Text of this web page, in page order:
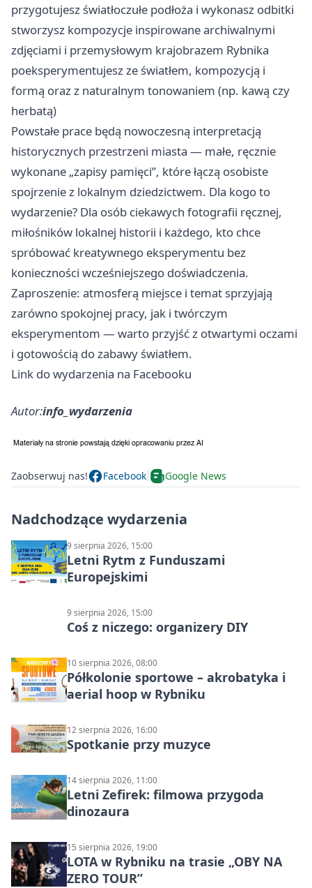
przygotujesz światłoczułe podłoża i wykonasz odbitki
stworzysz kompozycje inspirowane archiwalnymi
zdjęciami i przemysłowym krajobrazem Rybnika
poeksperymentujesz ze światłem, kompozycją i
formą oraz z naturalnym tonowaniem (np. kawą czy
herbatą)
Powstałe prace będą nowoczesną interpretacją
historycznych przestrzeni miasta — małe, ręcznie
wykonane „zapisy pamięci”, które łączą osobiste
spojrzenie z lokalnym dziedzictwem. Dla kogo to
wydarzenie? Dla osób ciekawych fotografii ręcznej,
miłośników lokalnej historii i każdego, kto chce
spróbować kreatywnego eksperymentu bez
konieczności wcześniejszego doświadczenia.
Zaproszenie: atmosferą miejsce i temat sprzyjają
zarówno spokojnej pracy, jak i twórczym
eksperymentom — warto przyjść z otwartymi oczami
i gotowością do zabawy światłem.
Link do wydarzenia na Facebooku
Autor:info_wydarzenia
Zaobserwuj nas! Facebook Google News
Nadchodzące wydarzenia
9 sierpnia 2026, 15:00
Letni Rytm z Funduszami
Europejskimi
9 sierpnia 2026, 15:00
Coś z niczego: organizery DIY
10 sierpnia 2026, 08:00
Półkolonie sportowe – akrobatyka i
aerial hoop w Rybniku
12 sierpnia 2026, 16:00
Spotkanie przy muzyce
14 sierpnia 2026, 11:00
Letni Zefirek: filmowa przygoda
dinozaura
15 sierpnia 2026, 19:00
LOTA w Rybniku na trasie „OBY NA
ZERO TOUR”